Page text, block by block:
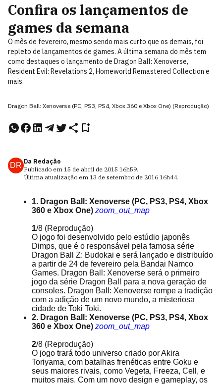
Confira os lançamentos de
games da semana
O mês de fevereiro, mesmo sendo mais curto que os demais, foi
repleto de lançamentos de games. A última semana do mês tem
como destaques o lançamento de Dragon Ball: Xenoverse,
Resident Evil: Revelations 2, Homeworld Remastered Collection e
mais.
Dragon Ball: Xenoverse (PC, PS3, PS4, Xbox 360 e Xbox One) (Reprodução)
DR Da Redação
Publicado em 15 de abril de 2015 16h59.
Última atualização em 13 de setembro de 2016 16h44.
1. Dragon Ball: Xenoverse (PC, PS3, PS4, Xbox
360 e Xbox One) zoom_out_map
1/8 (Reprodução)
O jogo foi desenvolvido pelo estúdio japonês
Dimps, que é o responsável pela famosa série
Dragon Ball Z: Budokai e será lançado e distribuído
a partir de 24 de fevereiro pela Bandai Namco
Games. Dragon Ball: Xenoverse será o primeiro
jogo da série Dragon Ball para a nova geração de
consoles. Dragon Ball: Xenoverse rompe a tradição
com a adição de um novo mundo, a misteriosa
cidade de Toki Toki.
2. Dragon Ball: Xenoverse (PC, PS3, PS4, Xbox
360 e Xbox One) zoom_out_map
2/8 (Reprodução)
O jogo trará todo universo criado por Akira
Toriyama, com batalhas frenéticas entre Goku e
seus maiores rivais, como Vegeta, Freeza, Cell, e
muitos mais. Com um novo design e gameplay, os